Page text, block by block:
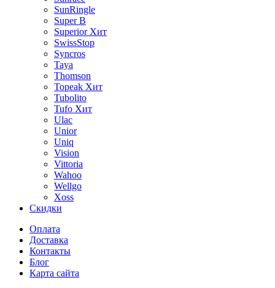
SunRingle
Super B
Superior Хит
SwissStop
Syncros
Taya
Thomson
Topeak Хит
Tubolito
Tufo Хит
Ulac
Unior
Uniq
Vision
Vittoria
Wahoo
Wellgo
Xoss
Скидки
Оплата
Доставка
Контакты
Блог
Карта сайта